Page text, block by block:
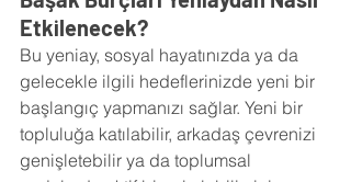
Etkilenecek?
Bu yeniay, sosyal hayatınızda ya da
gelecekle ilgili hedeflerinizde yeni bir
başlangıç yapmanızı sağlar. Yeni bir
topluluğa katılabilir, arkadaş çevrenizi
genişletebilir ya da toplumsal